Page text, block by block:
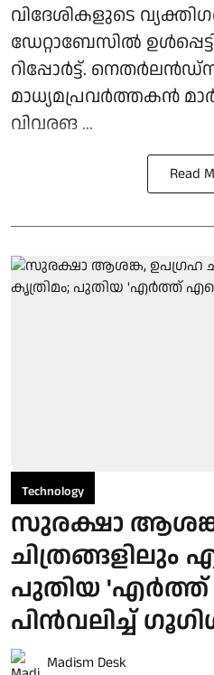
വിദേശികളുടെ
ഡേറ്റാബേസില്‍
റിപ്പോര്‍ട്ട്.
മാധ്യമപ്രവര്‍ത്തകന്‍
വിവരങ ...
Read
Technology
സുരക്ഷാ
ചിത്രങ്ങളിലും
പുതിയ
പിന്‍വലിച്ച്
Madism Desk